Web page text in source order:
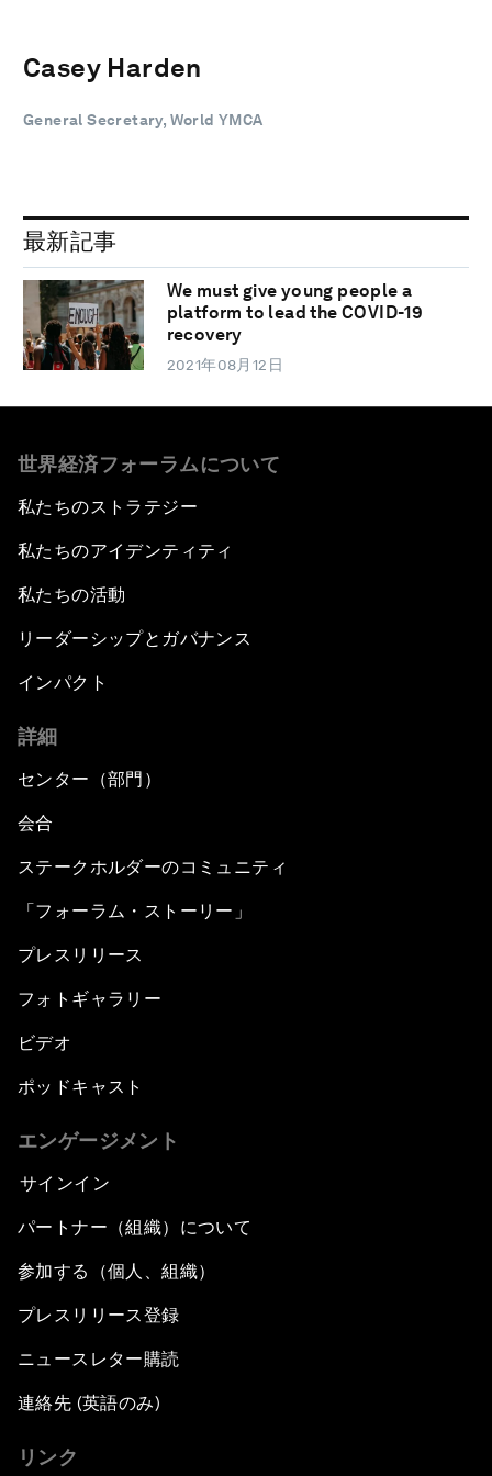
Casey Harden
General Secretary, World YMCA
最新記事
We must give young people a
platform to lead the COVID-19
recovery
2021年08月12日
世界経済フォーラムについて
私たちのストラテジー
私たちのアイデンティティ
私たちの活動
リーダーシップとガバナンス
インパクト
詳細
センター（部門）
会合
ステークホルダーのコミュニティ
「フォーラム・ストーリー」
プレスリリース
フォトギャラリー
ビデオ
ポッドキャスト
エンゲージメント
サインイン
パートナー（組織）について
参加する（個人、組織）
プレスリリース登録
ニュースレター購読
連絡先 (英語のみ)
リンク